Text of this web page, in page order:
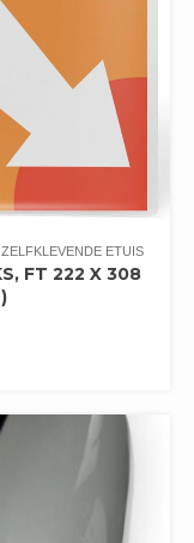
ZELFKLEVENDE ETUIS
FT 222 X 308